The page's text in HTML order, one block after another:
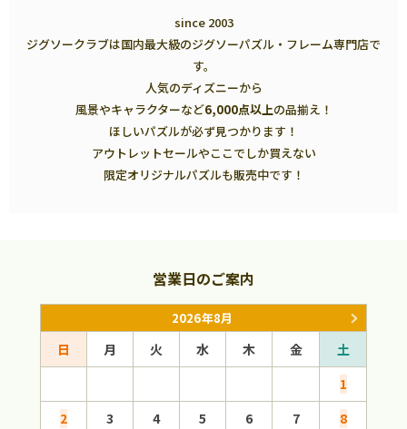
since 2003
ジグソークラブは国内最大級のジグソーパズル・フレーム専門店で
す。
人気のディズニーから
風景やキャラクターなど6,000点以上の品揃え！
ほしいパズルが必ず見つかります！
アウトレットセールやここでしか買えない
限定オリジナルパズルも販売中です！
営業日のご案内
2026年8月
日 月 火 水 木 金
土
1
2
3 4 5 6 7
8